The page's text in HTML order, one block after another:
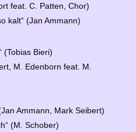
feat. C. Patten, Chor)
kalt“ (Jan Ammann)
(Tobias Bieri)
M. Edenborn feat. M.
Ammann, Mark Seibert)
(M. Schober)